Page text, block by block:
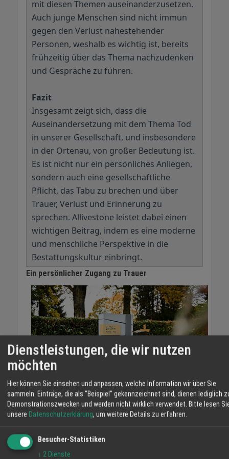
mit diesen Themen auseinanderzusetzen.
Auch junge Menschen sind nicht immun
gegen den Verlust nahestehender
Personen, weshalb es wichtig ist, bereits
frühzeitig über das Thema nachzudenken
und Gespräche zu führen.
Fazit
Insgesamt zeigt sich, dass die
Auseinandersetzung mit dem Thema Tod
in unserer Gesellschaft, und insbesondere
in der Ortenau, von großer Bedeutung ist.
Es ist nicht nur ein persönliches Anliegen,
sondern auch eine gesellschaftliche
Pflicht, das Tabu zu brechen und über
Trauer, Verlust und Erinnerung zu
sprechen. Allivestone leistet dabei einen
wichtigen Beitrag, indem es eine moderne
und menschliche Perspektive in die
Bestattungskultur einbringt.
Ein persönlicher Zugang zu Trauer
Im Gespräch wird deutlich, dass Dominik und Tim ihren
kommen aus einem jüngeren Milieu, in dem der Tod oft
ein Tabuthema ist“, sagt Dominik. „Wir haben uns aber
Dienstleistungen, die wir nutzen
möchten
Hier können Sie einsehen und anpassen, welche Information wir über Sie
sammeln. Einträge, die als "Beispiel" gekennzeichnet sind, dienen lediglich
Demonstrationszwecken und werden nicht wirklich verwendet. Bitte lesen
unsere Datenschutzerklärung, um weitere Details zu erfahren.
Besucher-Statistiken
↓ 2 Dienste